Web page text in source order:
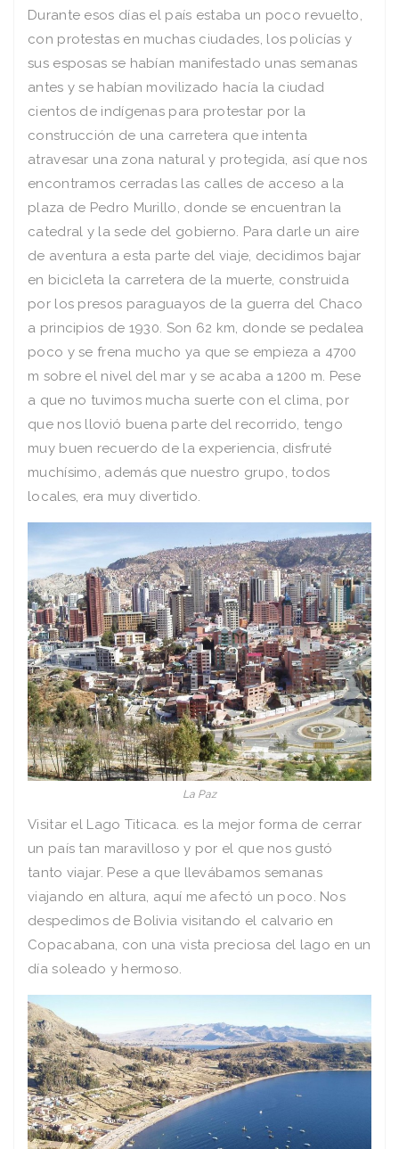
Durante esos días el país estaba un poco revuelto,
con protestas en muchas ciudades, los policías y
sus esposas se habían manifestado unas semanas
antes y se habían movilizado hacía la ciudad
cientos de indígenas para protestar por la
construcción de una carretera que intenta
atravesar una zona natural y protegida, así que nos
encontramos cerradas las calles de acceso a la
plaza de Pedro Murillo, donde se encuentran la
catedral y la sede del gobierno. Para darle un aire
de aventura a esta parte del viaje, decidimos bajar
en bicicleta la carretera de la muerte, construida
por los presos paraguayos de la guerra del Chaco
a principios de 1930. Son 62 km, donde se pedalea
poco y se frena mucho ya que se empieza a 4700
m sobre el nivel del mar y se acaba a 1200 m. Pese
a que no tuvimos mucha suerte con el clima, por
que nos llovió buena parte del recorrido, tengo
muy buen recuerdo de la experiencia, disfruté
muchísimo, además que nuestro grupo, todos
locales, era muy divertido.
La Paz
Visitar el Lago Titicaca. es la mejor forma de cerrar
un país tan maravilloso y por el que nos gustó
tanto viajar. Pese a que llevábamos semanas
viajando en altura, aquí me afectó un poco. Nos
despedimos de Bolivia visitando el calvario en
Copacabana, con una vista preciosa del lago en un
día soleado y hermoso.